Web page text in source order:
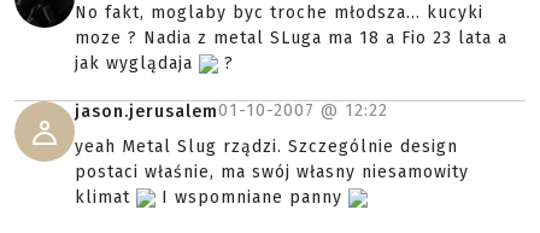
No fakt, moglaby byc troche młodsza... kucyki
moze ? Nadia z metal SLuga ma 18 a Fio 23 lata a
jak wyglądaja
?
jason.jerusalem01-10-2007 @ 12:22
yeah Metal Slug rządzi. Szczególnie design
postaci właśnie, ma swój własny niesamowity
klimat
I wspomniane panny